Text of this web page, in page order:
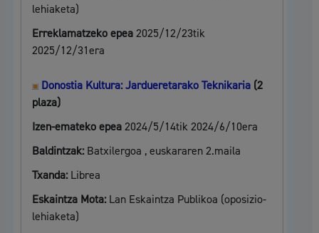
lehiaketa)
Erreklamatzeko epea 2025/12/23tik
2025/12/31era
Donostia Kultura: Jardueretarako Teknikaria(2
plaza)
Izen-emateko epea 2024/5/14tik 2024/6/10era
Baldintzak: Batxilergoa , euskararen 2.maila
Txanda: Librea
Eskaintza Mota: Lan Eskaintza Publikoa (oposizio-
lehiaketa)